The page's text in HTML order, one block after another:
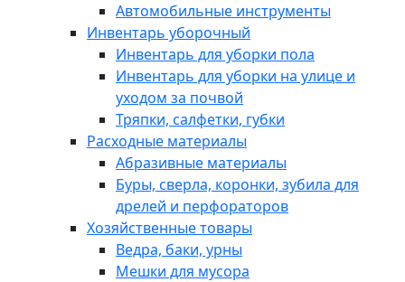
Автомобильные инструменты
Инвентарь уборочный
Инвентарь для уборки пола
Инвентарь для уборки на улице и
уходом за почвой
Тряпки, салфетки, губки
Расходные материалы
Абразивные материалы
Буры, сверла, коронки, зубила для
дрелей и перфораторов
Хозяйственные товары
Ведра, баки, урны
Мешки для мусора